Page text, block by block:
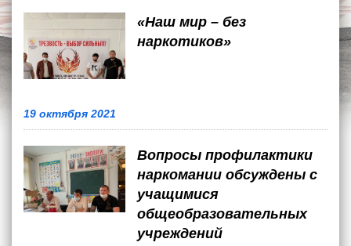
«Наш мир – без
наркотиков»
19 октября 2021
Вопросы профилактики
наркомании обсуждены с
учащимися
общеобразовательных
учреждений